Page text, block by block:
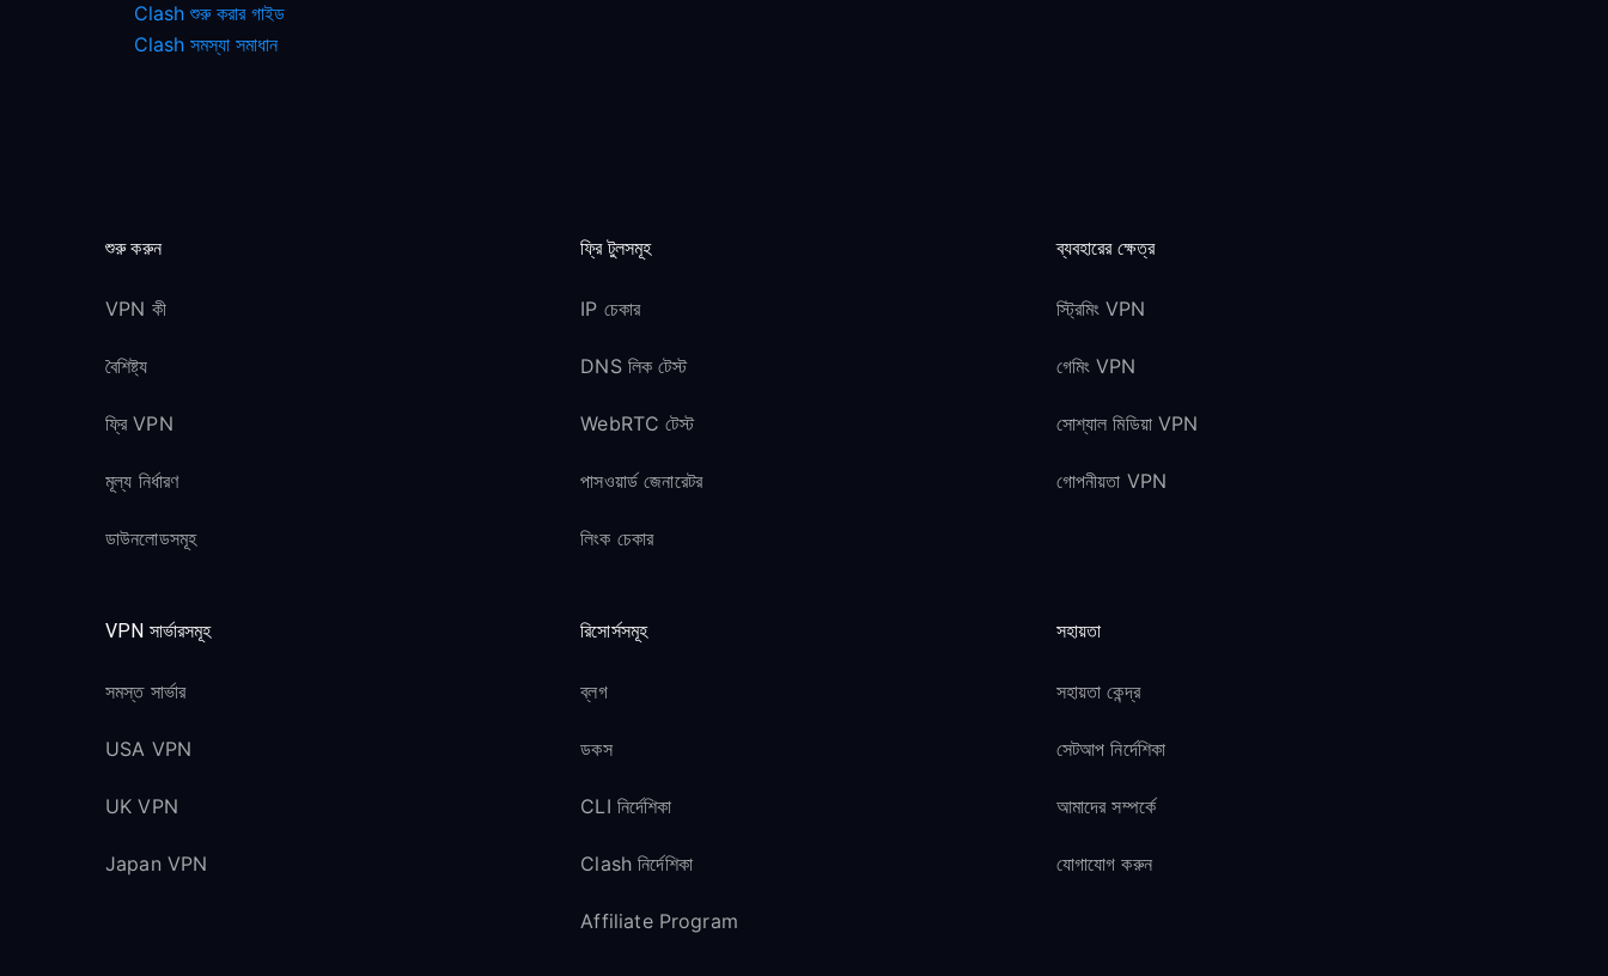
Clash শুরু করার গাইড
Clash সমস্যা সমাধান
শুরু করুন
VPN কী
বৈশিষ্ট্য
ফ্রি VPN
মূল্য নির্ধারণ
ডাউনলোডসমূহ
ফ্রি টুলসমূহ
IP চেকার
DNS লিক টেস্ট
WebRTC টেস্ট
পাসওয়ার্ড জেনারেটর
লিংক চেকার
ব্যবহারের ক্ষেত্র
স্ট্রিমিং VPN
গেমিং VPN
সোশ্যাল মিডিয়া VPN
গোপনীয়তা VPN
VPN সার্ভারসমূহ
সমস্ত সার্ভার
USA VPN
UK VPN
Japan VPN
রিসোর্সসমূহ
ব্লগ
ডকস
CLI নির্দেশিকা
Clash নির্দেশিকা
Affiliate Program
সহায়তা
সহায়তা কেন্দ্র
সেটআপ নির্দেশিকা
আমাদের সম্পর্কে
যোগাযোগ করুন